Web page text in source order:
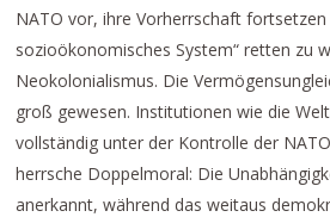
NATO vor, ihre Vorherrschaft
sozioökonomisches System“ retten zu
Neokolonialismus. Die
groß gewesen. Institutionen wie die
vollständig unter der Kontrolle der
herrsche Doppelmoral: Die
anerkannt, während das weitaus